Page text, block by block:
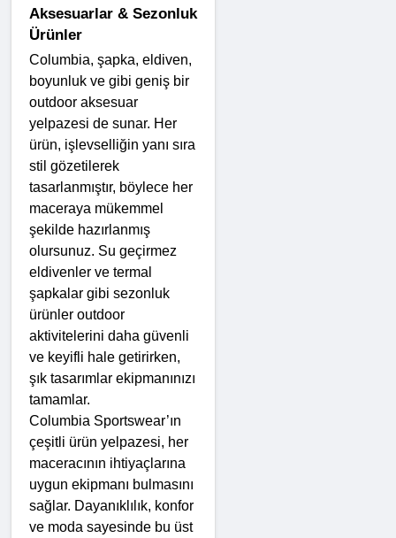
Aksesuarlar & Sezonluk
Ürünler
Columbia, şapka, eldiven,
boyunluk ve gibi geniş bir
outdoor aksesuar
yelpazesi de sunar. Her
ürün, işlevselliğin yanı sıra
stil gözetilerek
tasarlanmıştır, böylece her
maceraya mükemmel
şekilde hazırlanmış
olursunuz. Su geçirmez
eldivenler ve termal
şapkalar gibi sezonluk
ürünler outdoor
aktivitelerini daha güvenli
ve keyifli hale getirirken,
şık tasarımlar ekipmanınızı
tamamlar.
Columbia Sportswear’ın
çeşitli ürün yelpazesi, her
maceracının ihtiyaçlarına
uygun ekipmanı bulmasını
sağlar. Dayanıklılık, konfor
ve moda sayesinde bu üst